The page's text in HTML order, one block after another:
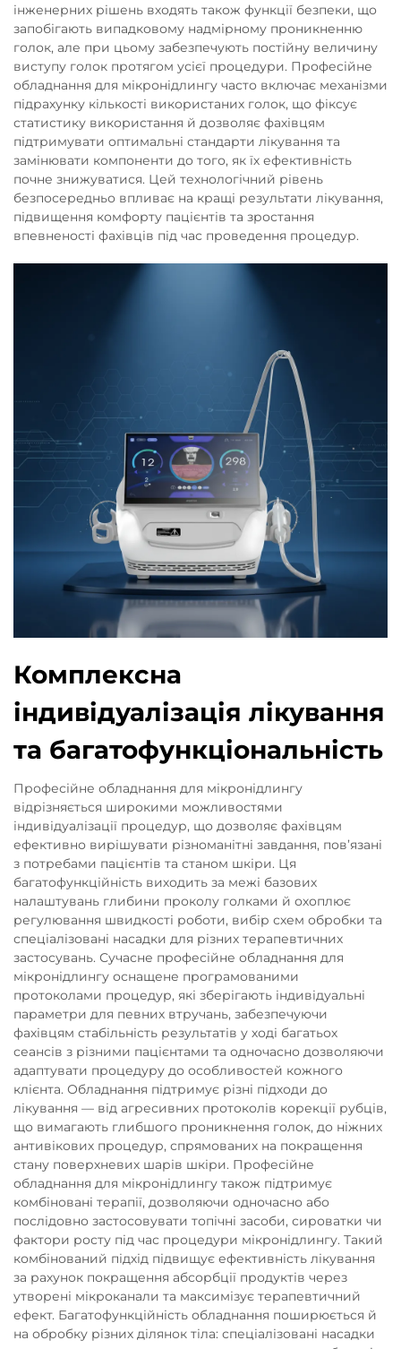
інженерних рішень входять також функції безпеки, що
запобігають випадковому надмірному проникненню
голок, але при цьому забезпечують постійну величину
виступу голок протягом усієї процедури. Професійне
обладнання для мікронідлингу часто включає механізми
підрахунку кількості використаних голок, що фіксує
статистику використання й дозволяє фахівцям
підтримувати оптимальні стандарти лікування та
замінювати компоненти до того, як їх ефективність
почне знижуватися. Цей технологічний рівень
безпосередньо впливає на кращі результати лікування,
підвищення комфорту пацієнтів та зростання
впевненості фахівців під час проведення процедур.
Комплексна
індивідуалізація лікування
та багатофункціональність
Професійне обладнання для мікронідлингу
відрізняється широкими можливостями
індивідуалізації процедур, що дозволяє фахівцям
ефективно вирішувати різноманітні завдання, пов’язані
з потребами пацієнтів та станом шкіри. Ця
багатофункційність виходить за межі базових
налаштувань глибини проколу голками й охоплює
регулювання швидкості роботи, вибір схем обробки та
спеціалізовані насадки для різних терапевтичних
застосувань. Сучасне професійне обладнання для
мікронідлингу оснащене програмованими
протоколами процедур, які зберігають індивідуальні
параметри для певних втручань, забезпечуючи
фахівцям стабільність результатів у ході багатьох
сеансів з різними пацієнтами та одночасно дозволяючи
адаптувати процедуру до особливостей кожного
клієнта. Обладнання підтримує різні підходи до
лікування — від агресивних протоколів корекції рубців,
що вимагають глибшого проникнення голок, до ніжних
антивікових процедур, спрямованих на покращення
стану поверхневих шарів шкіри. Професійне
обладнання для мікронідлингу також підтримує
комбіновані терапії, дозволяючи одночасно або
послідовно застосовувати топічні засоби, сироватки чи
фактори росту під час процедури мікронідлингу. Такий
комбінований підхід підвищує ефективність лікування
за рахунок покращення абсорбції продуктів через
утворені мікроканали та максимізує терапевтичний
ефект. Багатофункційність обладнання поширюється й
на обробку різних ділянок тіла: спеціалізовані насадки